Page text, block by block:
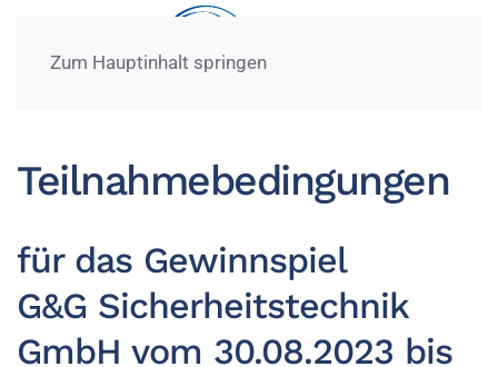
Zum Hauptinhalt springen
Teilnahmebedingungen
für das Gewinnspiel
G&G Sicherheitstechnik
GmbH vom 30.08.2023 bis